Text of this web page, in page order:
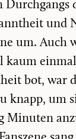
Durchgangs
und
um. Auch
kaum
bot, war
knapp, um
Minuten